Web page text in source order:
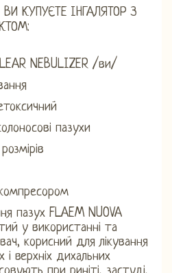
КУПУЄТЕ ІНГАЛЯТОР З
NEBULIZER /ви/
пазухи
пазух FLAEM NUOVA
у використанні та
корисний для лікування
і верхніх дихальних